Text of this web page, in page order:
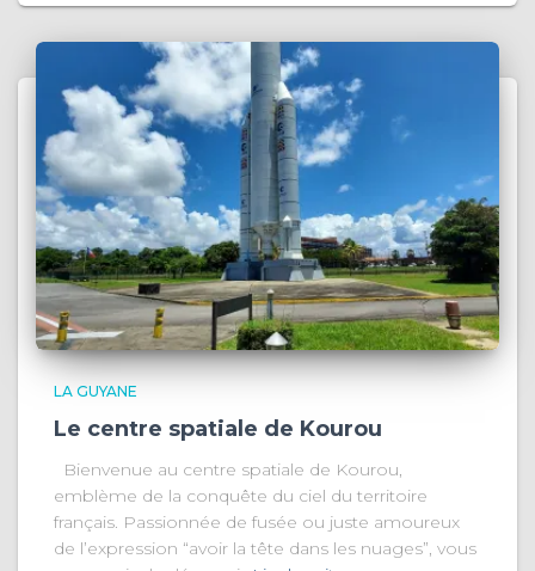
LA GUYANE
Le centre spatiale de Kourou
Bienvenue au centre spatiale de Kourou,
emblème de la conquête du ciel du territoire
français. Passionnée de fusée ou juste amoureux
de l’expression “avoir la tête dans les nuages”, vous